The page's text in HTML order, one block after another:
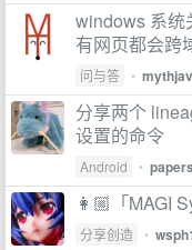
windows 系统
有网页都会跨
问与答 •
分享两个
设置的命令
Android •
👩🏼「MAGI
分享创造 •